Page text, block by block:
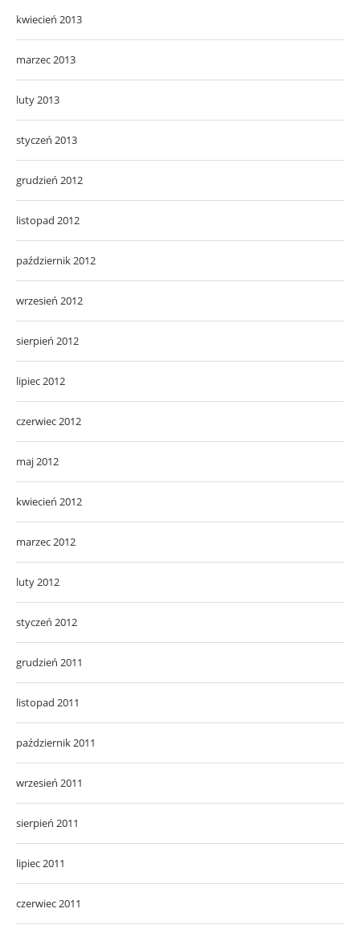
kwiecień 2013
marzec 2013
luty 2013
styczeń 2013
grudzień 2012
listopad 2012
październik 2012
wrzesień 2012
sierpień 2012
lipiec 2012
czerwiec 2012
maj 2012
kwiecień 2012
marzec 2012
luty 2012
styczeń 2012
grudzień 2011
listopad 2011
październik 2011
wrzesień 2011
sierpień 2011
lipiec 2011
czerwiec 2011